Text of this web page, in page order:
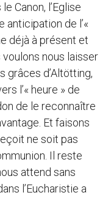
Canon, l’Eglise
anticipation de l’«
déjà à présent et
voulons nous laisser
grâces d’Altötting,
l’« heure » de
de le reconnaître
Et faisons
ne soit pas
Il reste
attend sans
l’Eucharistie a